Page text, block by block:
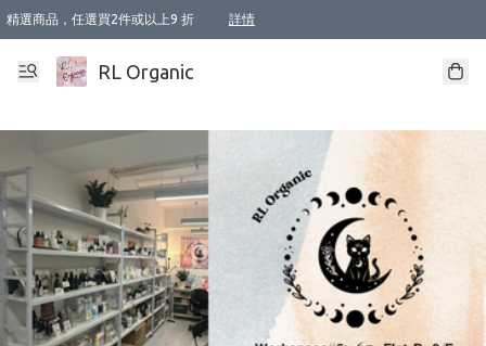
精選商品，任選買2件或以上9 折 詳情
XI周年優惠【新品自由選2件88折/3件85折】
XI周年優惠【Chakra 脈輪平衡自由選2件9折/3件85折/5件8折】
Florame 肌底自由選 2支9折 3支85折
XI周年優惠【蟲蟲退散 · 防衛結界﹞系列2件9折】
Sunki 任選2件95折
BIOFFICINA TOSCANA 任選2支9折 3支85折
Lamav 任選1件9折 2件85折
Mukti Organics 指定產品任選1件9折, 2件88折 3件85折
Intelligent Nutrients Skincare 任選2件9折
deodorant 任選2件88折
化妝品 任選2件95折
XI周年優惠【身心靈單品 任選2件9折/3件85折/5件8折】
XI周年優惠 【精油/香水 任選2件9折/3件85折/5件8折】
XI周年優惠【「關節到肌膚」全效養護 BODY OIL 組2件88折/3件85折】
XI周年優惠【夏日有機物理防曬套裝2件88折】
XI周年優惠【夏日潔面隨意選2件88折/3件85折】
XI周年優惠【逆齡奇蹟抗氧 11 自由選2件88折/3件85折/4件或以上8折】
新會員首次購物即享全單 95 折優惠！
成為VIP / VVIP 可享有生日月現金扣減獎賞優惠 !! 記得去賬户資料填上生日日期啦 !
選用順豐速運，滿$500 免運費
本地速遞 京東 送住宅/ 工商地址 $400 免運費
澳門訂單選用順豐速運，滿$800 免運費
RL Organic